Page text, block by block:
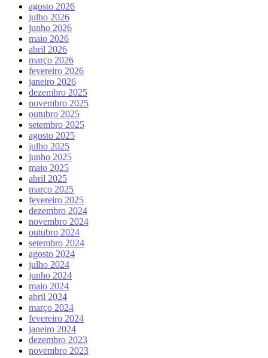
agosto 2026
julho 2026
junho 2026
maio 2026
abril 2026
março 2026
fevereiro 2026
janeiro 2026
dezembro 2025
novembro 2025
outubro 2025
setembro 2025
agosto 2025
julho 2025
junho 2025
maio 2025
abril 2025
março 2025
fevereiro 2025
dezembro 2024
novembro 2024
outubro 2024
setembro 2024
agosto 2024
julho 2024
junho 2024
maio 2024
abril 2024
março 2024
fevereiro 2024
janeiro 2024
dezembro 2023
novembro 2023